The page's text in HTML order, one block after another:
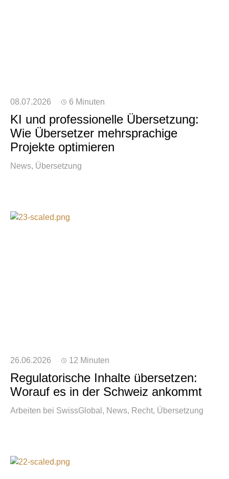
08.07.2026 6 Minuten
KI und professionelle Übersetzung:
Wie Übersetzer mehrsprachige
Projekte optimieren
News Übersetzung
26.06.2026 12 Minuten
Regulatorische Inhalte übersetzen:
Worauf es in der Schweiz ankommt
Arbeiten bei SwissGlobal News Recht Übersetzung